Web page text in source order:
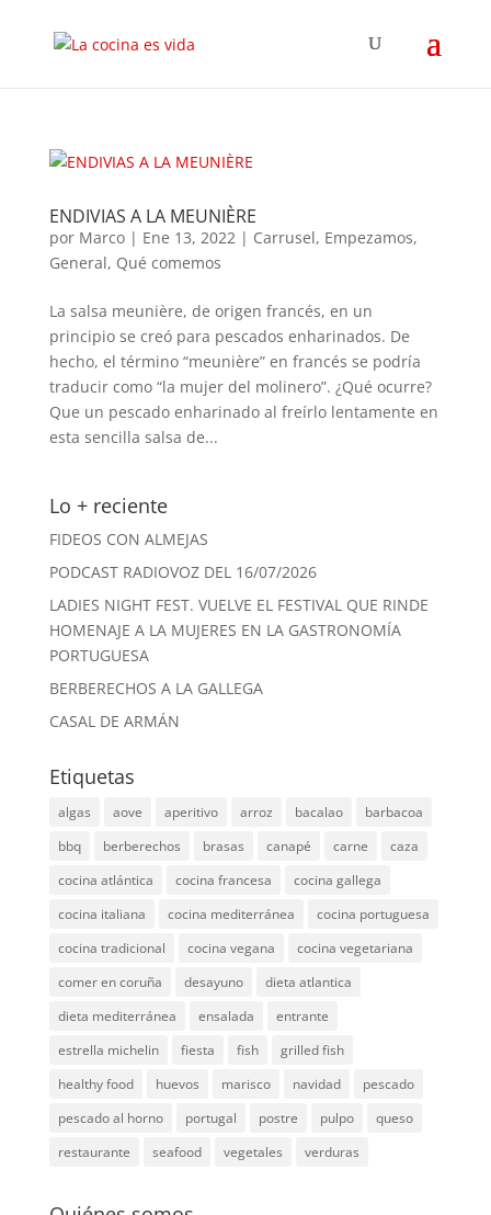
ENDIVIAS A LA MEUNIÈRE
por Marco| Ene 13, 2022| Carrusel, Empezamos,
General, Qué comemos
La salsa meunière, de origen francés, en un
principio se creó para pescados enharinados. De
hecho, el término “meunière” en francés se podría
traducir como “la mujer del molinero”. ¿Qué ocurre?
Que un pescado enharinado al freírlo lentamente en
esta sencilla salsa de...
Lo + reciente
FIDEOS CON ALMEJAS
PODCAST RADIOVOZ DEL 16/07/2026
LADIES NIGHT FEST. VUELVE EL FESTIVAL QUE RINDE
HOMENAJE A LA MUJERES EN LA GASTRONOMÍA
PORTUGUESA
BERBERECHOS A LA GALLEGA
CASAL DE ARMÁN
Etiquetas
algas aove aperitivo arroz bacalao
barbacoa
bbq
berberechos brasas canapé carne
caza
cocina atlántica
cocina francesa
cocina gallega
cocina italiana
cocina mediterránea
cocina portuguesa
cocina tradicional
cocina vegana
cocina vegetariana
comer en coruña
desayuno
dieta atlantica
dieta mediterránea
ensalada
entrante
estrella michelin
fiesta fish
grilled fish
healthy food
huevos marisco navidad
pescado
pescado al horno
portugal postre pulpo
queso
restaurante
seafood vegetales verduras